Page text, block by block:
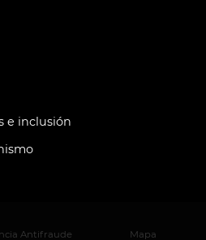
e inclusión
Antifraude Mapa